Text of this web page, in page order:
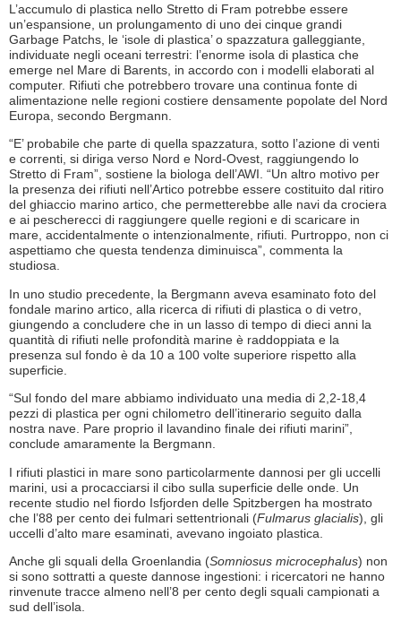
L’accumulo di plastica nello Stretto di Fram potrebbe essere
un’espansione, un prolungamento di uno dei cinque grandi
Garbage Patchs, le ‘isole di plastica’ o spazzatura galleggiante,
individuate negli oceani terrestri: l’enorme isola di plastica che
emerge nel Mare di Barents, in accordo con i modelli elaborati al
computer. Rifiuti che potrebbero trovare una continua fonte di
alimentazione nelle regioni costiere densamente popolate del Nord
Europa, secondo Bergmann.
“E’ probabile che parte di quella spazzatura, sotto l’azione di venti
e correnti, si diriga verso Nord e Nord-Ovest, raggiungendo lo
Stretto di Fram”, sostiene la biologa dell’AWI. “Un altro motivo per
la presenza dei rifiuti nell’Artico potrebbe essere costituito dal ritiro
del ghiaccio marino artico, che permetterebbe alle navi da crociera
e ai pescherecci di raggiungere quelle regioni e di scaricare in
mare, accidentalmente o intenzionalmente, rifiuti. Purtroppo, non ci
aspettiamo che questa tendenza diminuisca”, commenta la
studiosa.
In uno studio precedente, la Bergmann aveva esaminato foto del
fondale marino artico, alla ricerca di rifiuti di plastica o di vetro,
giungendo a concludere che in un lasso di tempo di dieci anni la
quantità di rifiuti nelle profondità marine è raddoppiata e la
presenza sul fondo è da 10 a 100 volte superiore rispetto alla
superficie.
“Sul fondo del mare abbiamo individuato una media di 2,2-18,4
pezzi di plastica per ogni chilometro dell’itinerario seguito dalla
nostra nave. Pare proprio il lavandino finale dei rifiuti marini”,
conclude amaramente la Bergmann.
I rifiuti plastici in mare sono particolarmente dannosi per gli uccelli
marini, usi a procacciarsi il cibo sulla superficie delle onde. Un
recente studio nel fiordo Isfjorden delle Spitzbergen ha mostrato
che l’88 per cento dei fulmari settentrionali (Fulmarus glacialis), gli
uccelli d’alto mare esaminati, avevano ingoiato plastica.
Anche gli squali della Groenlandia (Somniosus microcephalus) non
si sono sottratti a queste dannose ingestioni: i ricercatori ne hanno
rinvenute tracce almeno nell’8 per cento degli squali campionati a
sud dell’isola.